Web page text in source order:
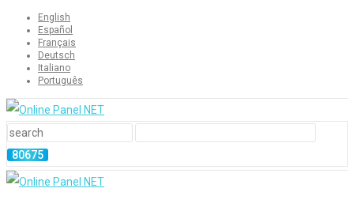
English
Español
Français
Deutsch
Italiano
Português